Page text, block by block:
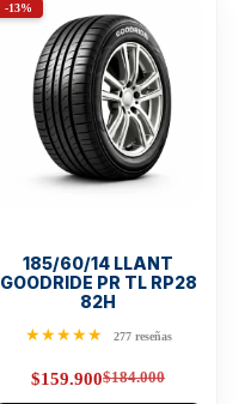
-13%
185/60/14 LLANT
GOODRIDE PR TL RP28
82H
★★★★★ 277 reseñas
$184.000
Original
$159.900Current